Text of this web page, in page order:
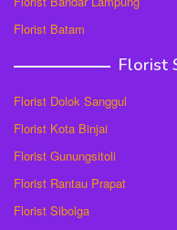
Florist Batam
Florist
Florist Dolok Sanggul
Florist Kota Binjai
Florist Gunungsitoli
Florist Rantau Prapat
Florist Sibolga